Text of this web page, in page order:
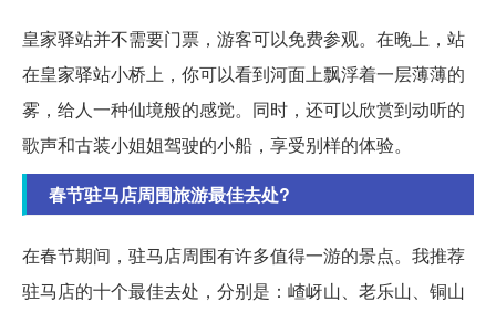
皇家驿站并不需要门票，游客可以免费参观。在晚上，站
在皇家驿站小桥上，你可以看到河面上飘浮着一层薄薄的
雾，给人一种仙境般的感觉。同时，还可以欣赏到动听的
歌声和古装小姐姐驾驶的小船，享受别样的体验。
春节驻马店周围旅游最佳去处?
在春节期间，驻马店周围有许多值得一游的景点。我推荐
驻马店的十个最佳去处，分别是：嵖岈山、老乐山、铜山